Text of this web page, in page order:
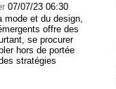
07/07/23 06:30
mode et du design,
offre des
se procurer
hors de portée
stratégies